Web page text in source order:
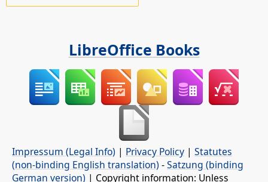
LibreOffice Books
Impressum (Legal Info) | Privacy Policy | Statutes
(non-binding English translation) -Satzung (binding
German version) | Copyright information: Unless